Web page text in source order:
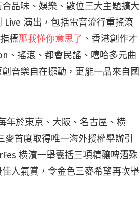
品味、娛樂、數位三大主題擴大
演出，包括電音流行重搖滾
標那我懂你意思了 、香港創作才
、搖滾、都會民謠、嘻哈多元曲
音樂自在擺動，更能一品來自國
年於東京、大阪、名古屋、橫
首度取得唯一海外授權舉辦引
橫濱一舉囊括三項精釀啤酒殊
人氣賞，令金色三麥希望再次舉